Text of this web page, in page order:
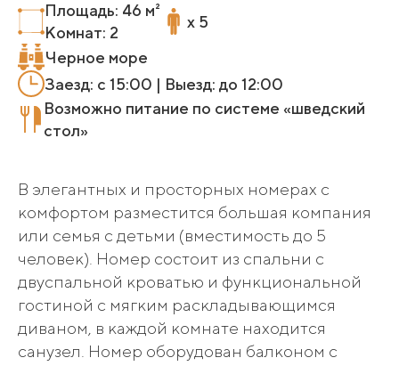
Площадь: 46 м²
Комнат: 2
x 5
Черное море
Заезд: с 15:00 | Выезд: до 12:00
Возможно питание по системе «шведский
стол»
В элегантных и просторных номерах с
комфортом разместится большая компания
или семья с детьми (вместимость до 5
человек). Номер состоит из спальни с
двуспальной кроватью и функциональной
гостиной с мягким раскладывающимся
диваном, в каждой комнате находится
санузел. Номер оборудован балконом с